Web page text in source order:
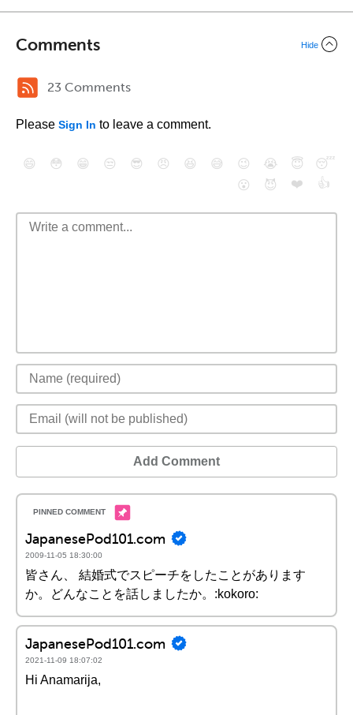
Comments Hide
23 Comments
Please Sign In to leave a comment.
😄 😳 😁 😒 😎 😠 😆 😅 😉 😭 😇
😴
😮
😈 ❤️ 👍
Add Comment
JapanesePod101.com
2009-11-05 18:30:00
皆さん、 結婚式でスピーチをしたことがあります
か。どんなことを話しましたか。:kokoro:
JapanesePod101.com
2021-11-09 18:07:02
Hi Anamarija,